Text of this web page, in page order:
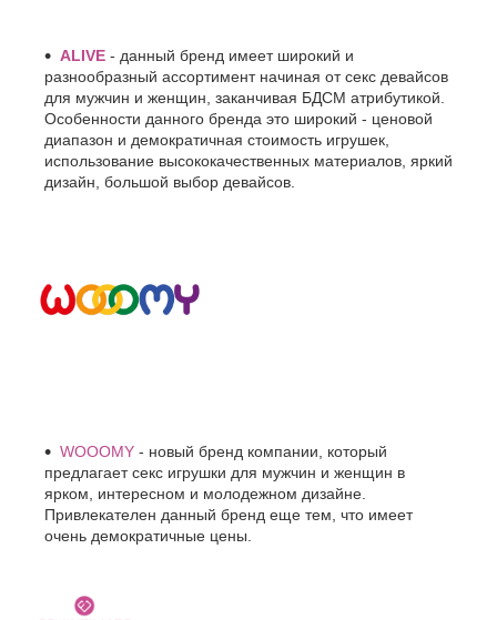
ALIVE - данный бренд имеет широкий и
разнообразный ассортимент начиная от секс девайсов
для мужчин и женщин, заканчивая БДСМ атрибутикой.
Особенности данного бренда это широкий - ценовой
диапазон и демократичная стоимость игрушек,
использование высококачественных материалов, яркий
дизайн, большой выбор девайсов.
WOOOMY - новый бренд компании, который
предлагает секс игрушки для мужчин и женщин в
ярком, интересном и молодежном дизайне.
Привлекателен данный бренд еще тем, что имеет
очень демократичные цены.